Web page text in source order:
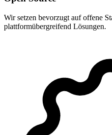
Wir setzen bevorzugt auf offene
plattformübergreifend Lösungen.